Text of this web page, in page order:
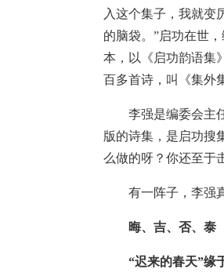
入这个集子，我就变
的脑袋。”启功在世
本，以《启功韵语集
百多首诗，叫《集外
李强是编委会主任
版的诗集，是启功搜
么做的呀？你还至于
有一阵子，李强真
晦、吉、否、泰
“迟来的春天”缘